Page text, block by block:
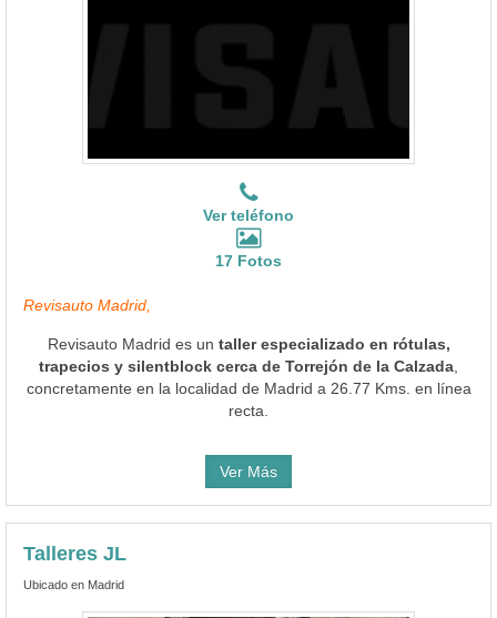
Ver teléfono
17 Fotos
Revisauto Madrid,
Revisauto Madrid es un taller especializado en rótulas,
trapecios y silentblock cerca de Torrejón de la Calzada
concretamente en la localidad de Madrid a 26.77 Kms. en línea
recta.
Ver Más
Talleres JL
Ubicado en Madrid